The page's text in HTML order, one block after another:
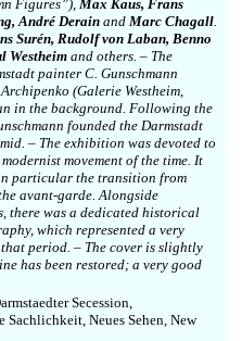
Figures”), Max Kaus, Frans
André Derain and Marc Chagall.
Surén, Rudolf von Laban, Benno
Westheim and others. – The
painter C. Gunschmann
(Galerie Westheim,
in the background. Following the
founded the Darmstadt
– The exhibition was devoted to
movement of the time. It
particular the transition from
avant-garde. Alongside
there was a dedicated historical
which represented a very
period. – The cover is slightly
has been restored; a very good
Secession,
Sachlichkeit, Neues Sehen, New